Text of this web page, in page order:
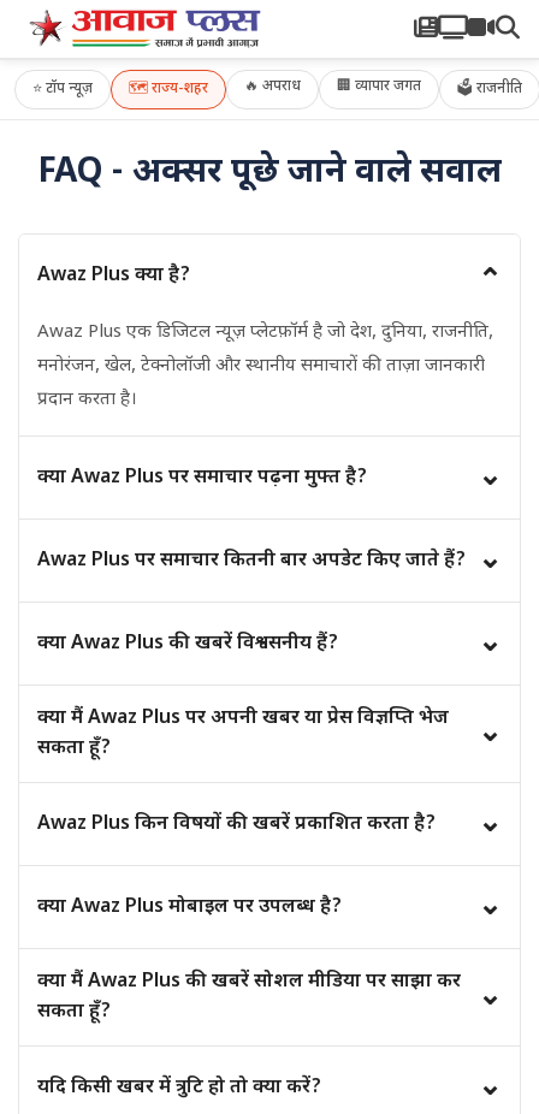
⭐टॉप न्यूज़ 🗺️राज्य-शहर 🔥 अपराध 🏢 व्यापार जगत 🗳 राजनीति
FAQ - अक्सर पूछे जाने वाले सवाल
Awaz Plus क्या है? ⌄
Awaz Plus एक डिजिटल न्यूज़ प्लेटफ़ॉर्म है जो देश, दुनिया, राजनीति,
मनोरंजन, खेल, टेक्नोलॉजी और स्थानीय समाचारों की ताज़ा जानकारी
प्रदान करता है।
क्या Awaz Plus पर समाचार पढ़ना मुफ्त है? ⌄
लिए निःशुल्क हैं।
Awaz Plus पर समाचार कितनी बार अपडेट किए जाते हैं? ⌄
क्या Awaz Plus की खबरें विश्वसनीय हैं? ⌄
हाँ, हम प्रकाशित करने से पहले समाचारों की तथ्य-जांच (Fact Check)
और सत्यापन की प्रक्रिया अपनाते हैं।
क्या मैं Awaz Plus पर अपनी खबर या प्रेस विज्ञप्ति भेज
सकता हूँ?
⌄
सुझाव साझा कर सकते हैं।
Awaz Plus किन विषयों की खबरें प्रकाशित करता है? ⌄
लाइफस्टाइल और स्थानीय समाचारों को कवर करते हैं।
क्या Awaz Plus मोबाइल पर उपलब्ध है? ⌄
हाँ, Awaz Plus वेबसाइट मोबाइल, टैबलेट और डेस्कटॉप सभी डिवाइस
पर आसानी से उपयोग की जा सकती है।
क्या मैं Awaz Plus की खबरें सोशल मीडिया पर साझा कर
सकता हूँ?
⌄
हैं और दूसरों तक जानकारी पहुँचा सकते हैं।
यदि किसी खबर में त्रुटि हो तो क्या करें? ⌄